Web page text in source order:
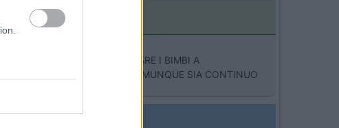
IDEA E' QUELLA DI PORTARE I BIMBI A
NEL CAOS DI LUNEDI...COMUNQUE SIA CONTINUO